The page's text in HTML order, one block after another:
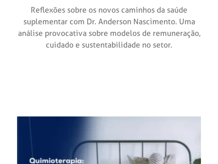
Reflexões sobre os novos caminhos da saúde
suplementar com Dr. Anderson Nascimento. Uma
análise provocativa sobre modelos de remuneração,
cuidado e sustentabilidade no setor.